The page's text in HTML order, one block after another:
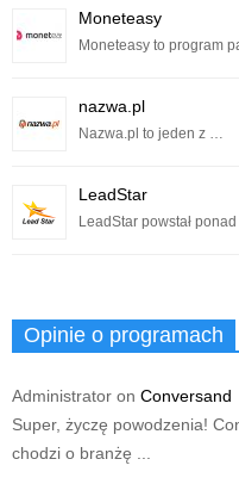
Moneteasy
Moneteasy to program
nazwa.pl
Nazwa.pl to jeden z …
LeadStar
LeadStar powstał
Opinie o programach
Administrator on Conversand
Super, życzę powodzenia!
chodzi o branżę ...